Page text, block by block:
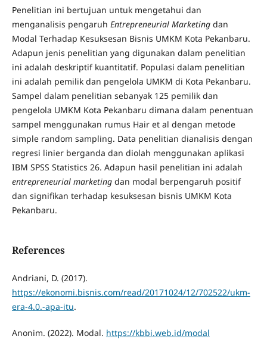
Penelitian ini bertujuan untuk mengetahui dan
menganalisis pengaruh Entrepreneurial Marketing dan
Modal Terhadap Kesuksesan Bisnis UMKM Kota Pekanbaru.
Adapun jenis penelitian yang digunakan dalam penelitian
ini adalah deskriptif kuantitatif. Populasi dalam penelitian
ini adalah pemilik dan pengelola UMKM di Kota Pekanbaru.
Sampel dalam penelitian sebanyak 125 pemilik dan
pengelola UMKM Kota Pekanbaru dimana dalam penentuan
sampel menggunakan rumus Hair et al dengan metode
simple random sampling. Data penelitian dianalisis dengan
regresi linier berganda dan diolah menggunakan aplikasi
IBM SPSS Statistics 26. Adapun hasil penelitian ini adalah
entrepreneurial marketing dan modal berpengaruh positif
dan signifikan terhadap kesuksesan bisnis UMKM Kota
Pekanbaru.
References
Andriani, D. (2017).
https://ekonomi.bisnis.com/read/20171024/12/702522/ukm-
era-4.0.-apa-itu.
Anonim. (2022). Modal. https://kbbi.web.id/modal